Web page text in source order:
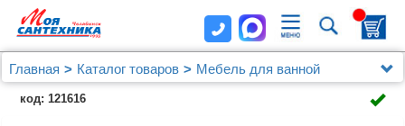
Главная Каталог товаров
Мебель для ванной
Зеркала
Зеркало Jacob Delafon Sherwood EB1838RU-P13 120
код: 121616